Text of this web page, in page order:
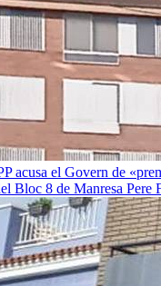
acusa el Govern de
Bloc 8 de Manresa Pere